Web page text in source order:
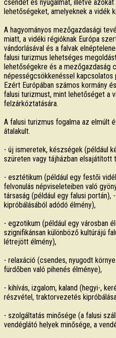
csendet és nyugalmat, illetve
lehetőségeket, amelyeknek a vidék
A hagyományos mezőgazdasági
miatt, a vidéki régióknak Európa
vándorlásával és a falvak
falusi turizmus lehetséges
lehetőségekre és a mezőgazdaság
népességcsökkenéssel kapcsolatos
Ezért Európában számos kormány
falusi turizmust, mint lehetőséget a
felzárkóztatására.
A falusi turizmus fogalma az elmúlt
átalakult.
- új ismeretek, készségek (például
szüreten vagy tájházban elsajátított
- esztétikum (például egy festői
felvonulás népviseleteiben való
társaság (például egy falusi portán),
kipróbálásából adódó élmény),
- egzotikum (például egy városban
szignifikánsan különböző kultúrájú
létrejött élmény),
- relaxáció (csendes, nyugodt
fürdőben való pihenés élménye),
- kihívás, izgalom, kaland (hegyi-,
részvétel, traktorvezetés
- szolgáltatás minősége (a falusi
vendéglátó helyek minősége, a